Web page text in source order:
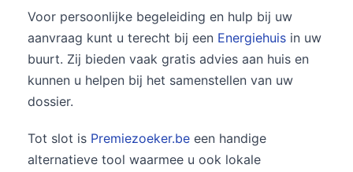
Voor persoonlijke begeleiding en hulp bij uw
aanvraag kunt u terecht bij een Energiehuis in uw
buurt. Zij bieden vaak gratis advies aan huis en
kunnen u helpen bij het samenstellen van uw
dossier.
Tot slot is Premiezoeker.be een handige
alternatieve tool waarmee u ook lokale